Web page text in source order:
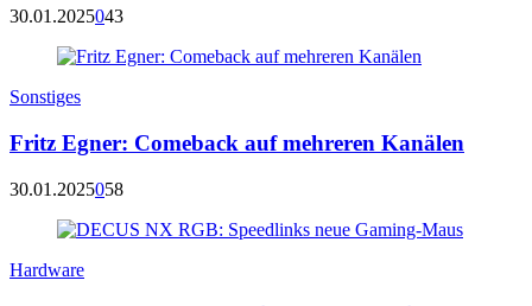
30.01.2025043
Sonstiges
Fritz Egner: Comeback auf mehreren Kanälen
30.01.2025058
Hardware